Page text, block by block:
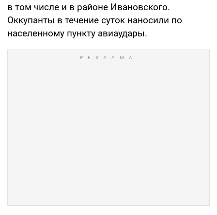
в том числе и в районе Ивановского.
Оккупанты в течение суток наносили по
населенному пункту авиаудары.